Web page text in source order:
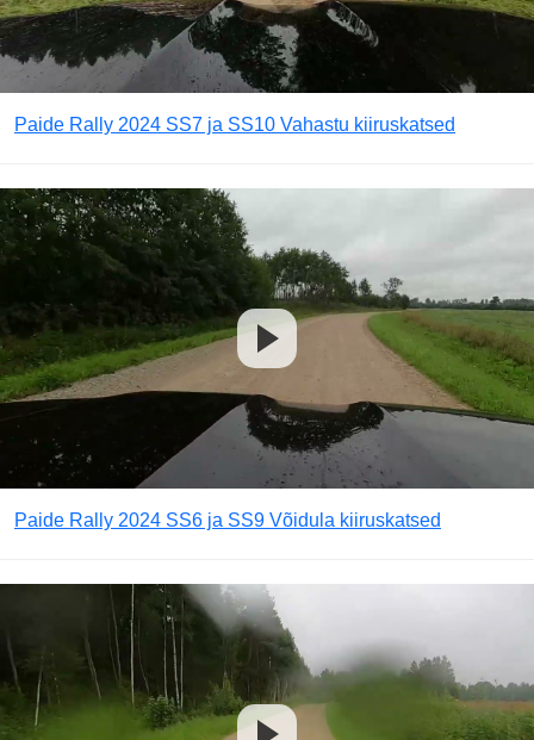
Paide Rally 2024 SS7 ja SS10 Vahastu kiiruskatsed
Paide Rally 2024 SS6 ja SS9 Võidula kiiruskatsed